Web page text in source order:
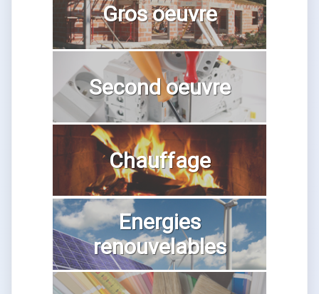
Gros oeuvre
Second oeuvre
Chauffage
Energies
renouvelables